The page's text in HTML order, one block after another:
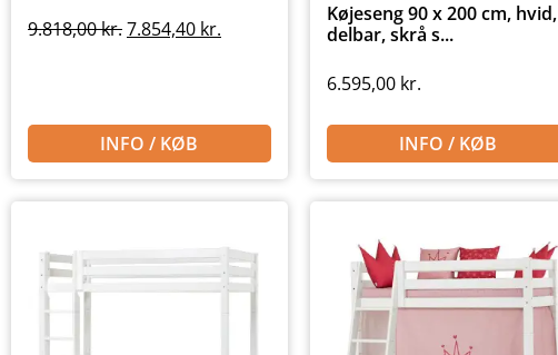
9.818,00kr.7.854,40 kr.
INFO / KØB
Køjeseng 90 x 200 cm, hvid,
delbar, skrå s...
6.595,00 kr.
INFO / KØB